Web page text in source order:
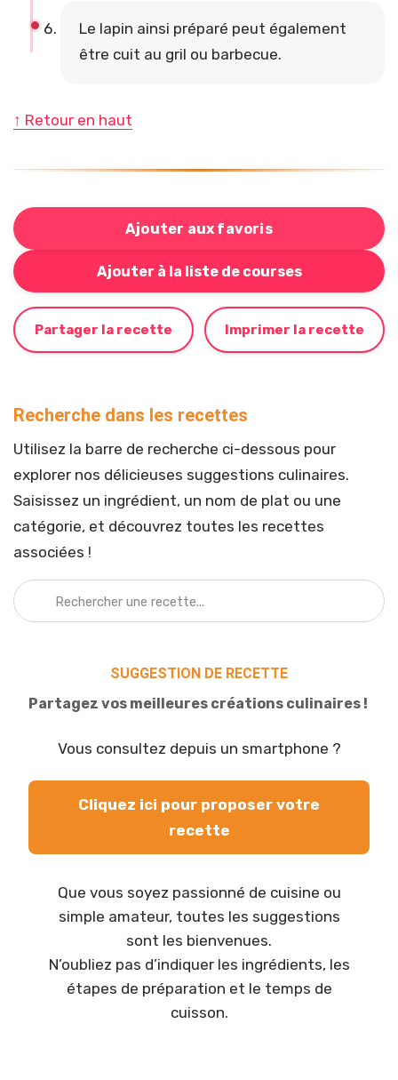
Le lapin ainsi préparé peut également
être cuit au gril ou barbecue.
↑ Retour en haut
Ajouter aux favoris
Ajouter à la liste de courses
Bouton pour ajouter cette recette à votre liste de
Partager la recette Imprimer la recette
Recherche dans les recettes
Utilisez la barre de recherche ci-dessous pour
explorer nos délicieuses suggestions culinaires.
Saisissez un ingrédient, un nom de plat ou une
catégorie, et découvrez toutes les recettes
associées !
SUGGESTION DE RECETTE
Partagez vos meilleures créations culinaires !
Vous consultez depuis un smartphone ?
Cliquez ici pour proposer votre
recette
Que vous soyez passionné de cuisine ou
simple amateur, toutes les suggestions
sont les bienvenues.
N’oubliez pas d’indiquer les ingrédients, les
étapes de préparation et le temps de
cuisson.